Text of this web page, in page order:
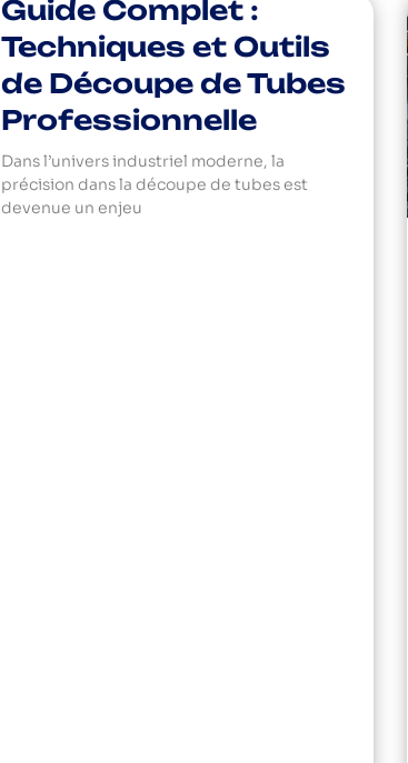
Guide Complet :
Techniques et Outils
de Découpe de Tubes
Professionnelle
Dans l’univers industriel moderne, la
précision dans la découpe de tubes est
devenue un enjeu